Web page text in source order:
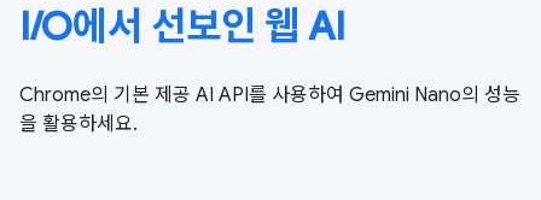
I/O에서 선보인 웹 AI
Chrome의 기본 제공 AI API를 사용하여 Gemini Nano의 성능
을 활용하세요.